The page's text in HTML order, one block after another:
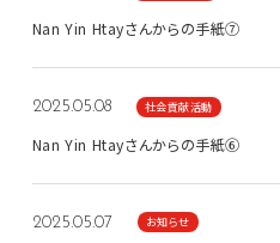
Nan Yin Htayさんからの手紙⑦
2025.05.08 社会貢献活動
Nan Yin Htayさんからの手紙⑥
2025.05.07 お知らせ